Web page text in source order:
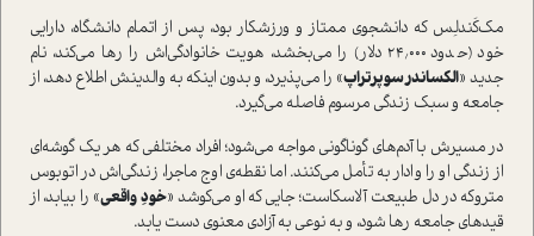
مک‌کَندلِس که دانشجوی ممتاز و ورزشکار بود، پس از اتمام دانشگاه، دارایی
خود (حدود ۲۴٬۰۰۰ دلار) را می‌بخشد، هویت خانوادگی‌اش را رها می‌کند، نام
جدید «الکساندر سوپرتراپ» را می‌پذیرد، و بدون اینکه به والدینش اطلاع دهد، از
جامعه و سبک زندگی مرسوم فاصله می‌گیرد.
در مسیرش با آدم‌های گوناگونی مواجه می‌شود؛ افراد مختلفی که هر یک گوشه‌ای
از زندگی او را وادار به تأمل می‌کنند. اما نقطه‌ی اوج ماجرا، زندگی‌اش در اتوبوس
متروکه در دل طبیعت آلاسکاست؛ جایی که او می‌کوشد «خودِ واقعی» را بیابد، از
قیدهای جامعه رها شود، و به نوعی به آزادی معنوی دست یابد.